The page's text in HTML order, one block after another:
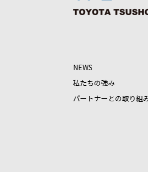
NEWS
私たちの強み
パートナーとの取り組